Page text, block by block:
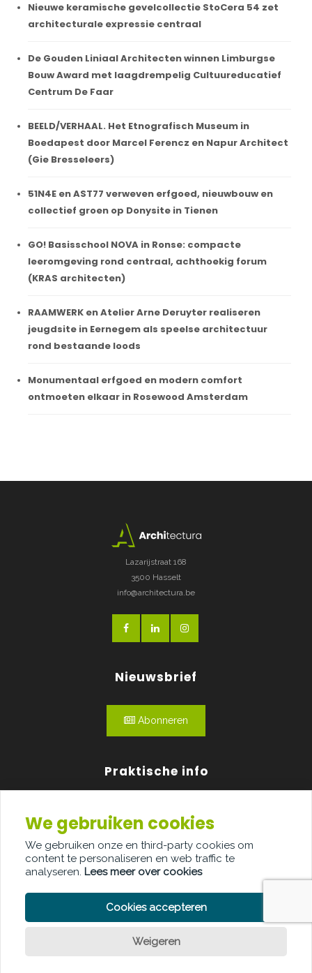
Nieuwe keramische gevelcollectie StoCera 54 zet
architecturale expressie centraal
De Gouden Liniaal Architecten winnen Limburgse
Bouw Award met laagdrempelig Cultuureducatief
Centrum De Faar
BEELD/VERHAAL. Het Etnografisch Museum in
Boedapest door Marcel Ferencz en Napur Architect
(Gie Bresseleers)
51N4E en AST77 verweven erfgoed, nieuwbouw en
collectief groen op Donysite in Tienen
GO! Basisschool NOVA in Ronse: compacte
leeromgeving rond centraal, achthoekig forum
(KRAS architecten)
RAAMWERK en Atelier Arne Deruyter realiseren
jeugdsite in Eernegem als speelse architectuur
rond bestaande loods
Monumentaal erfgoed en modern comfort
ontmoeten elkaar in Rosewood Amsterdam
Lazarijstraat 168
3500 Hasselt
info@architectura.be
Nieuwsbrief
Abonneren
Praktische info
Over ons
Adverteren
Contact
We gebruiken cookies
We gebruiken onze en third-party cookies om
content te personaliseren en web traffic te
analyseren. Lees meer over cookies
Cookies accepteren
Weigeren